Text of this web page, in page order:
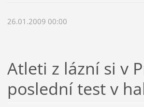
26.01.2009 00:00
Atleti z lázní si v
poslední test v